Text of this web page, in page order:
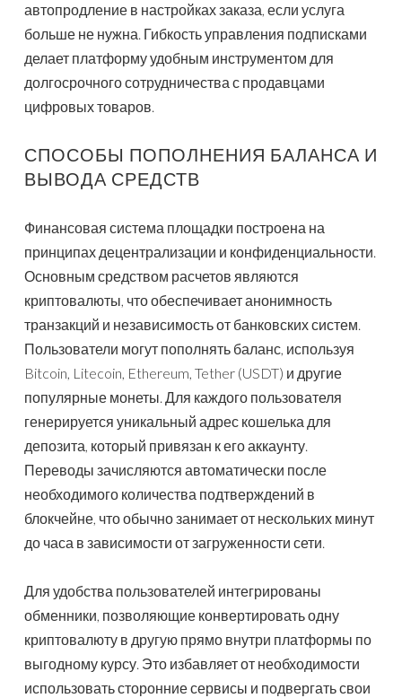
автопродление в настройках заказа, если услуга
больше не нужна. Гибкость управления подписками
делает платформу удобным инструментом для
долгосрочного сотрудничества с продавцами
цифровых товаров.
СПОСОБЫ ПОПОЛНЕНИЯ БАЛАНСА И
ВЫВОДА СРЕДСТВ
Финансовая система площадки построена на
принципах децентрализации и конфиденциальности.
Основным средством расчетов являются
криптовалюты, что обеспечивает анонимность
транзакций и независимость от банковских систем.
Пользователи могут пополнять баланс, используя
Bitcoin, Litecoin, Ethereum, Tether (USDT) и другие
популярные монеты. Для каждого пользователя
генерируется уникальный адрес кошелька для
депозита, который привязан к его аккаунту.
Переводы зачисляются автоматически после
необходимого количества подтверждений в
блокчейне, что обычно занимает от нескольких минут
до часа в зависимости от загруженности сети.
Для удобства пользователей интегрированы
обменники, позволяющие конвертировать одну
криптовалюту в другую прямо внутри платформы по
выгодному курсу. Это избавляет от необходимости
использовать сторонние сервисы и подвергать свои